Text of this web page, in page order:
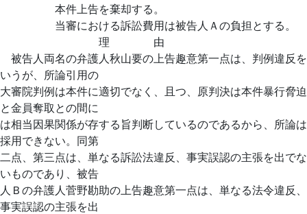
本件上告を棄却する。
当審における訴訟費用は被告人Ａの負担とする。
理 由
被告人両名の弁護人秋山要の上告趣意第一点は、判例違反を
いうが、所論引用の
大審院判例は本件に適切でなく、且つ、原判決は本件暴行脅迫
と金員奪取との間に
は相当因果関係が存する旨判断しているのであるから、所論は
採用できない。同第
二点、第三点は、単なる訴訟法違反、事実誤認の主張を出でな
いものであり、被告
人Ｂの弁護人菅野勘助の上告趣意第一点は、単なる法令違反、
事実誤認の主張を出